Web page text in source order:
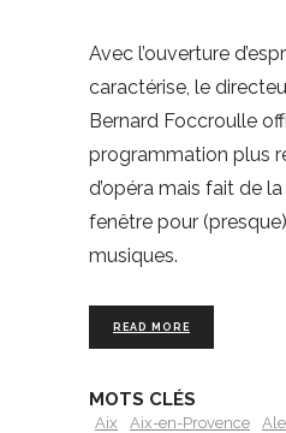
Avec l’ouverture
caractérise, le
Bernard Foccroulle
programmation plus
d’opéra mais fait de
fenêtre pour
musiques.
READ MORE
MOTS CLÉS
Aix Aix-en-Provence